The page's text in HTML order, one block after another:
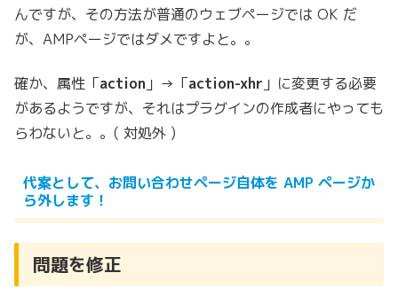
んですが、その方法が普通のウェブページでは OK だ
が、AMPページではダメですよと。。
確か、属性「action 」→「action-xhr 」に変更する必要
があるようですが、それはプラグインの作成者にやっても
らわないと。。( 対処外 )
代案として、お問い合わせページ自体を AMP ページか
ら外します！
問題を修正